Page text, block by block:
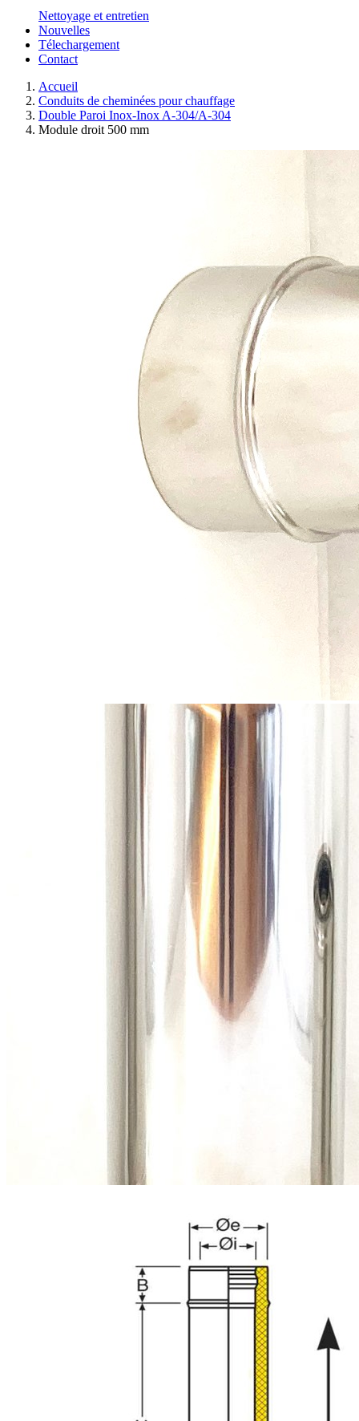
Nettoyage et entretien
Nouvelles
Télechargement
Contact
Accueil
Conduits de cheminées pour chauffage
Double Paroi Inox-Inox A-304/A-304
Module droit 500 mm